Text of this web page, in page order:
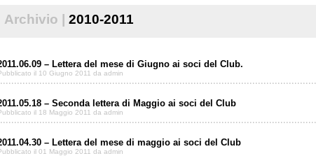
Archivio | 2010-2011
– Lettera del mese di Giugno ai soci del Club.
il 10 Giugno 2011 da admin
– Seconda lettera di Maggio ai soci del Club
il 18 Maggio 2011 da admin
– Lettera del mese di maggio ai soci del Club
il 01 Maggio 2011 da admin